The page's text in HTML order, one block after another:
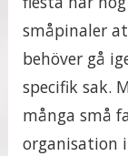
småpinaler
behöver gå
specifik sak.
många små
organisation